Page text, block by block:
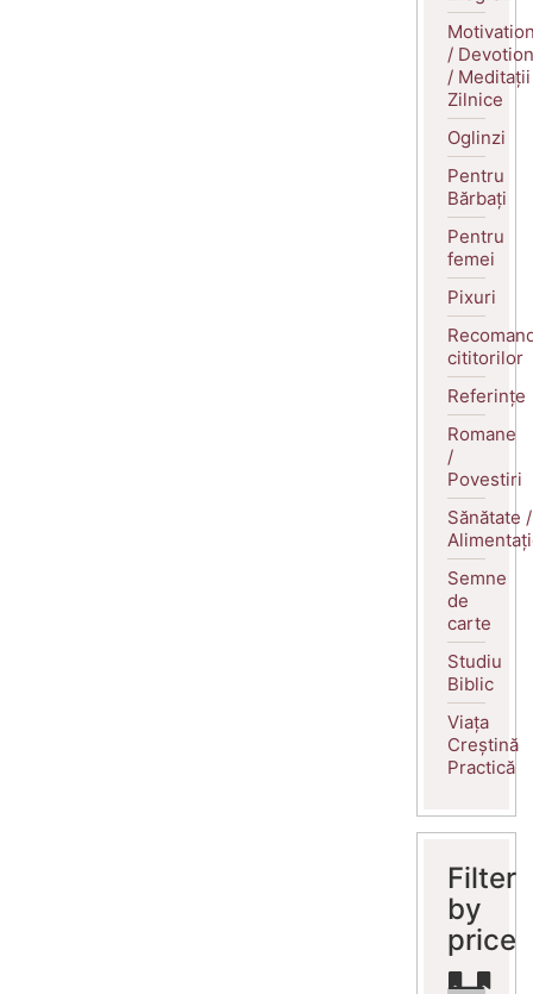
/
/ Meditații
Zilnice
Oglinzi
Pentru
Bărbați
Pentru
femei
Pixuri
cititorilor
Referințe
Romane
/
Povestiri
Sănătate /
Semne
de
carte
Studiu
Biblic
Viața
Creștină
Practică
Filter
by
price